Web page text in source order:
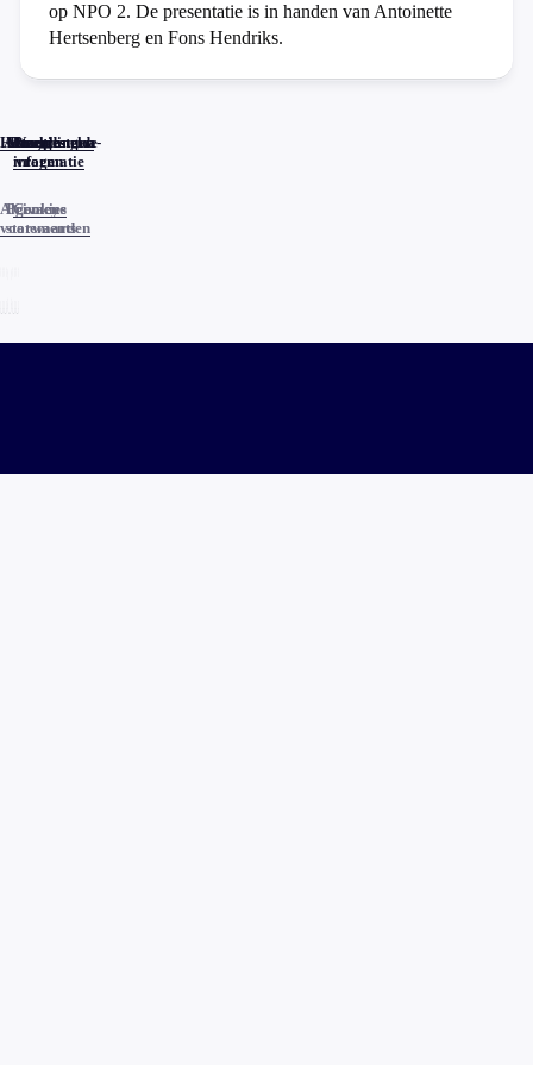
op NPO 2. De presentatie is in handen van Antoinette
Hertsenberg en Fons Hendriks.
Home
Actueel
Uitzendingen
Reacties
Programma-
informatie
Veelgestelde
vragen
Algemene
voorwaarden
Privacy
statements
Cookies